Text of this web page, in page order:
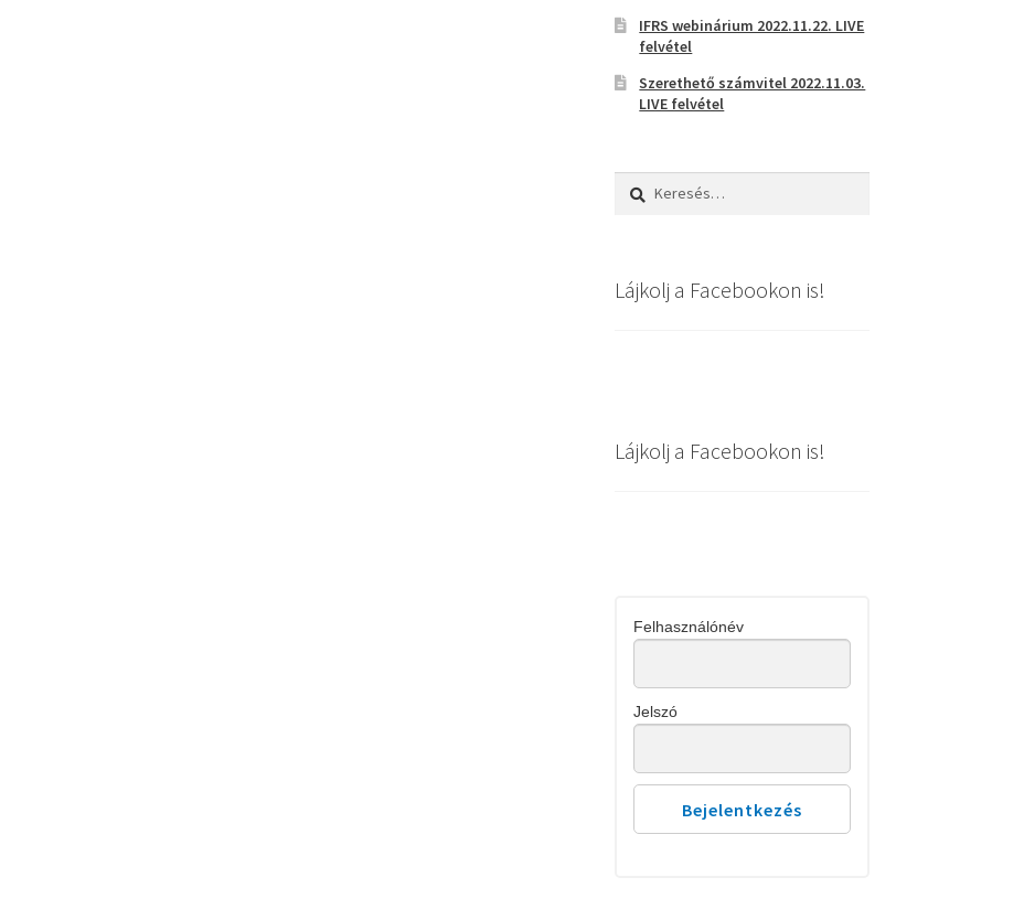
IFRS webinárium 2022.11.22. LIVE
felvétel
Szerethető számvitel 2022.11.03.
LIVE felvétel
Keresés:
Lájkolj a Facebookon is!
Lájkolj a Facebookon is!
Felhasználónév
Jelszó